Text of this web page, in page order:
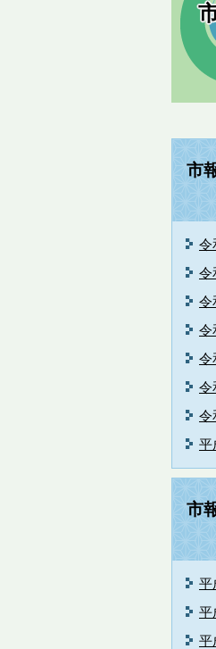
市
令
令
令
令
令
令
令
平
市
平
平
平